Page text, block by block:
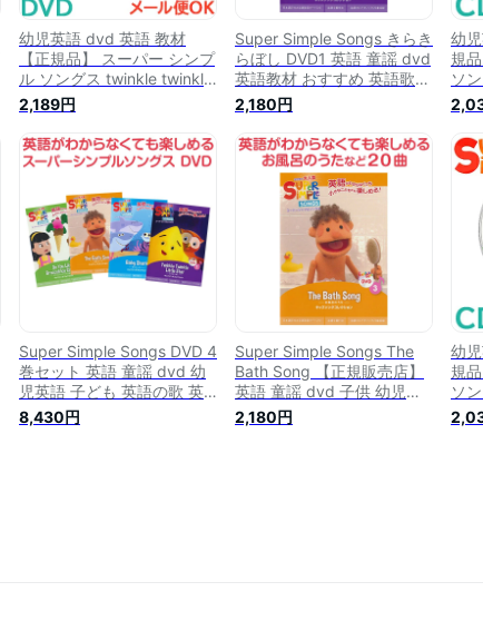
幼児英語 dvd 英語 教材
【正規品】 スーパー シンプ
ル ソングス twinkle twinkle
little star きらきらぼし DVD
super simple songs キッズ
ソングコレクション 知育教
材 英語 dvd あす楽対応
2,189円
Super Simple Songs きらき
らぼし DVD1 英語 童謡 dvd
英語教材 おすすめ 英語歌
子供 幼児英語 スーパーシン
プルソングス キッズソング
コレクション
2,180円
幼
規
ソ
風
コ
CD
Super Simple Songs DVD 4
巻セット 英語 童謡 dvd 幼
児英語 子ども 英語の歌 英
語ソング スーパー シンプル
ソングス きらきらぼし 赤ち
8,430円
Super Simple Songs The
Bath Song 【正規販売店】
英語 童謡 dvd 子供 幼児英
語 英語歌 幼児 スーパー シ
ンプル ソングス マザーグー
2,180円
幼
規
ソ
コ